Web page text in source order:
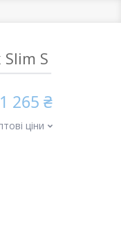
S
1 265 ₴
ціни